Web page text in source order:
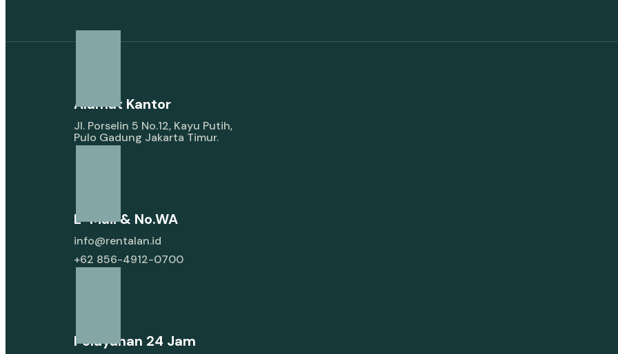
Alamat Kantor
Jl. Porselin 5 No.12, Kayu Putih,
Pulo Gadung Jakarta Timur.
E-Mail & No.WA
info@rentalan.id
+62 856-4912-0700
Pelayanan 24 Jam